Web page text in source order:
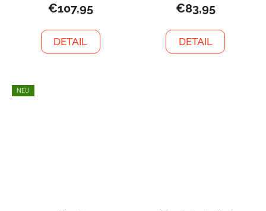
€107,95
DETAIL
€83,95
DETAIL
NEU